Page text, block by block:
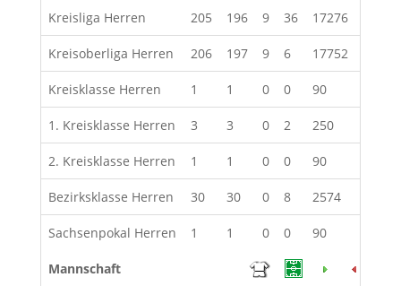
Kreisliga Herren 205 196 9 36 17276
Kreisoberliga Herren 206 197 9 6 17752
Kreisklasse Herren 1 1 0 0 90
1. Kreisklasse Herren 3 3 0 2 250
2. Kreisklasse Herren 1 1 0 0 90
Bezirksklasse Herren 30 30 0 8 2574
Sachsenpokal Herren 1 1 0 0 90
Mannschaft